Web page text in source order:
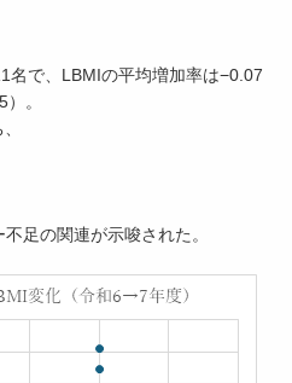
名で、LBMIの平均増加率は−0.07
。
、
足の関連が示唆された。